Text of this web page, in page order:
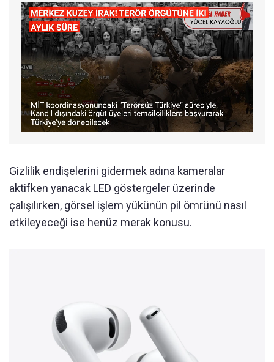
Gizlilik endişelerini gidermek adına kameralar
aktifken yanacak LED göstergeler üzerinde
çalışılırken, görsel işlem yükünün pil ömrünü nasıl
etkileyeceği ise henüz merak konusu.